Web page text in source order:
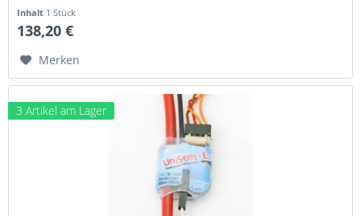
Inhalt 1 Stück
138,20 €
Merken
3 Artikel am Lager